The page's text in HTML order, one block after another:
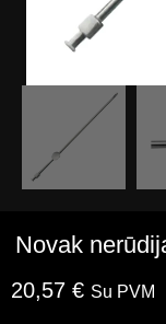
Novak
20,57 € Su PVM